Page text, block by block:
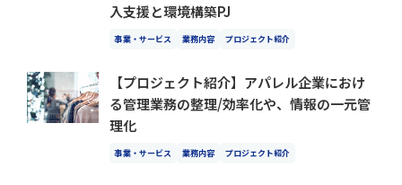
入支援と環境構築PJ
事業・サービス 業務内容 プロジェクト紹介
【プロジェクト紹介】アパレル企業におけ
る管理業務の整理/効率化や、情報の一元管
理化
事業・サービス 業務内容 プロジェクト紹介